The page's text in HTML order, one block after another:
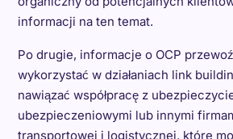
informacji na ten temat.
Po drugie, informacje o OCP
wykorzystać w działaniach link
nawiązać współpracę z
ubezpieczeniowymi lub innymi
transportowej i logistycznej, które